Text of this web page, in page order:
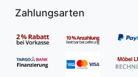
Zahlungsarten